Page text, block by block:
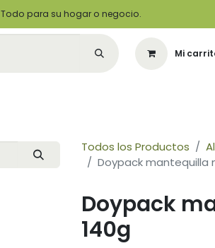
Todo para su hogar o negocio.
Mi
Todos los Productos
Doypack mantequilla
Doypack
140g